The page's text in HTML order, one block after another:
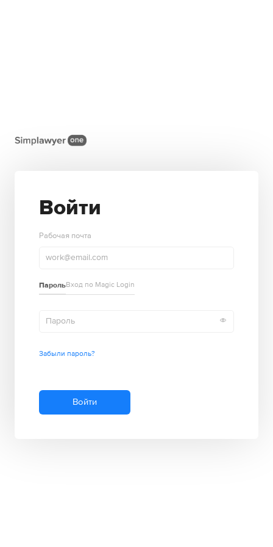
Войти
Рабочая почта
ПарольВход по Magic Login
Забыли пароль?
Войти